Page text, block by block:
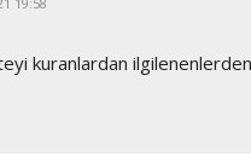
kuranlardan